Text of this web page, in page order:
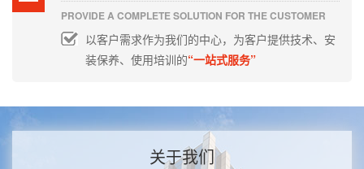
PROVIDE A COMPLETE SOLUTION FOR THE CUSTOMER
以客户需求作为我们的中心，为客户提供技术、安
装保养、使用培训的“一站式服务”
关于我们